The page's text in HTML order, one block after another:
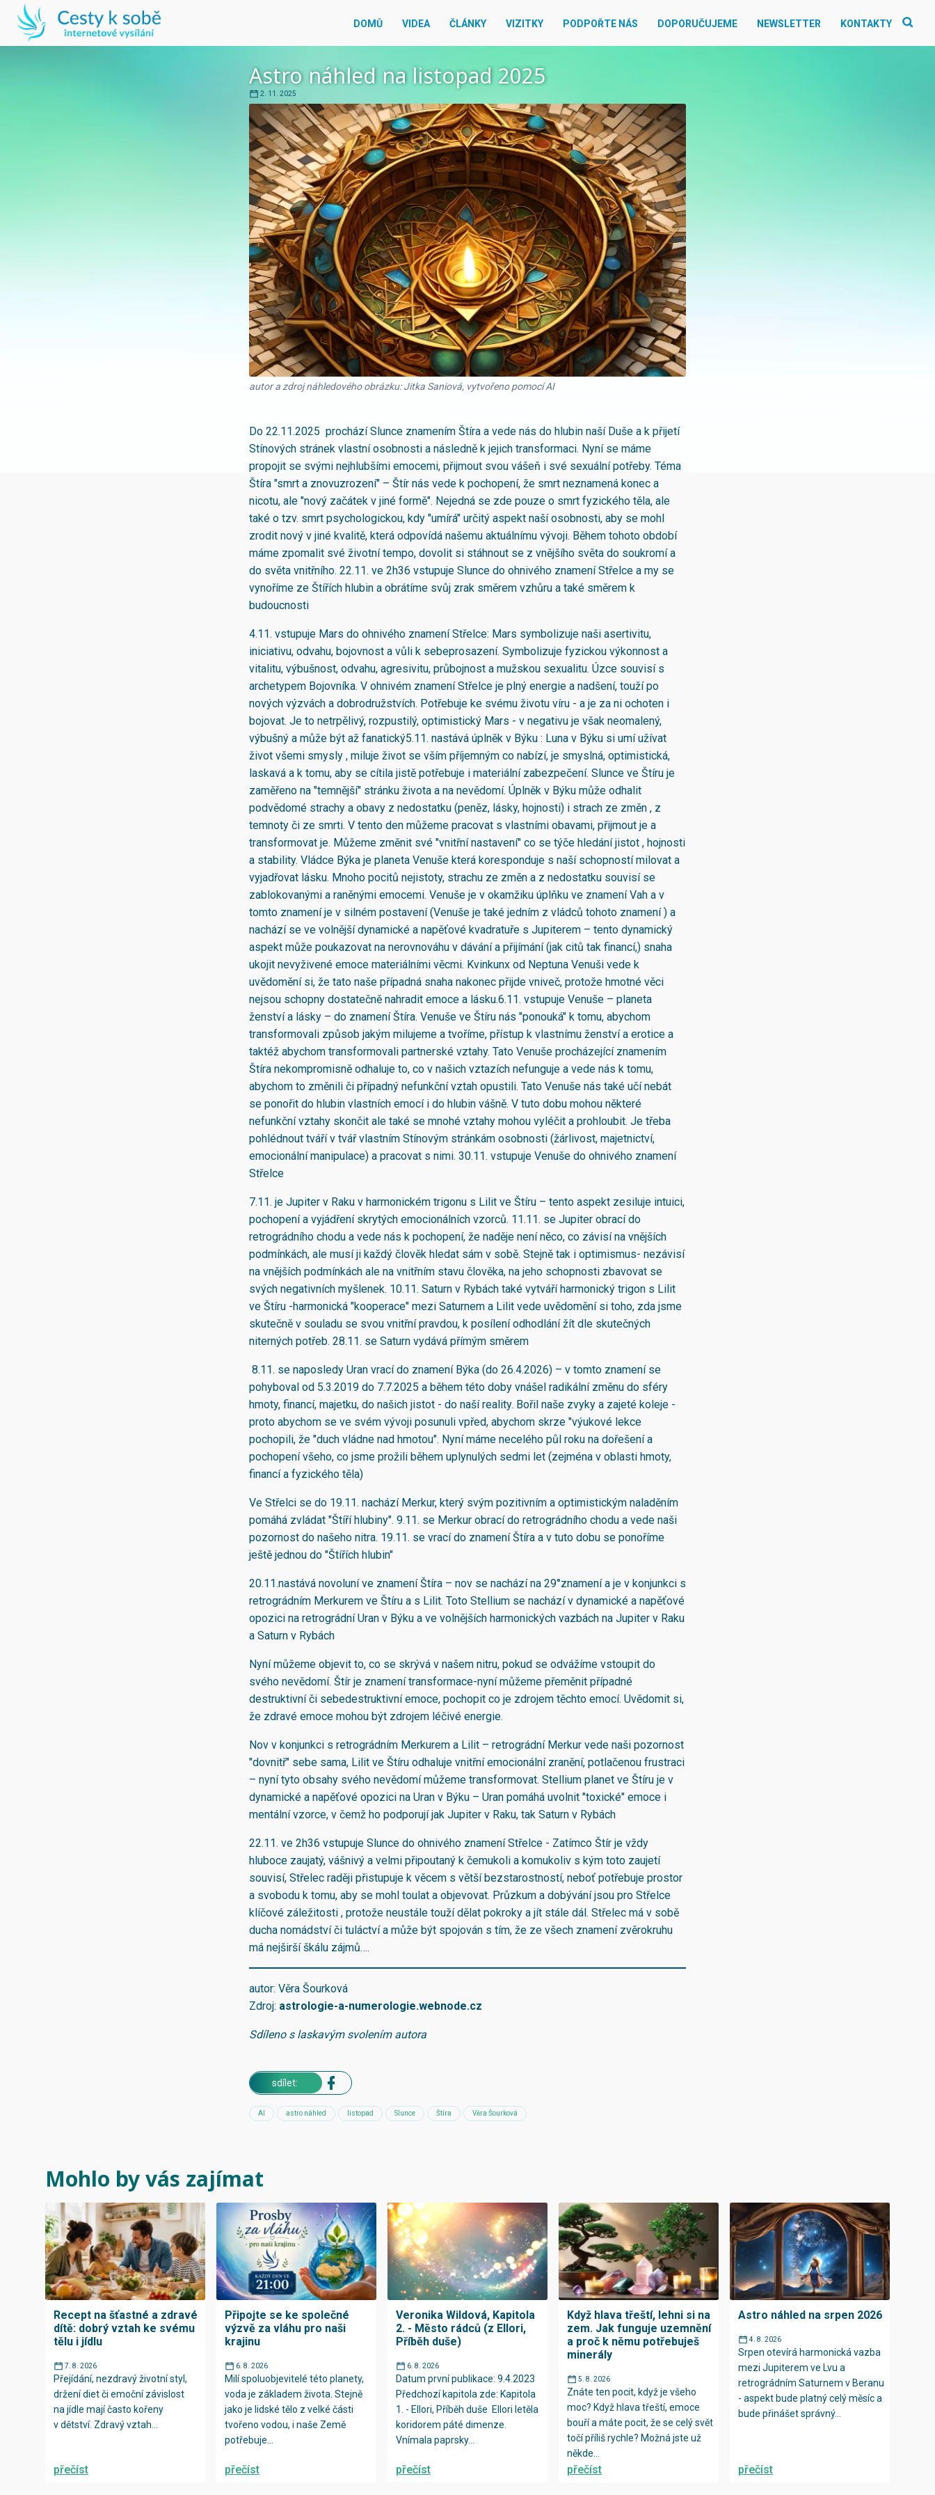
DOMŮ VIDEA ČLÁNKY VIZITKY PODPOŘTE NÁS DOPORUČUJEME NEWSLETTER KONTAKTY
Astro náhled na listopad 2025
2. 11. 2025
autor a zdroj náhledového obrázku: Jitka Saniová, vytvořeno pomocí AI
Do 22.11.2025 prochází Slunce znamením Štíra a vede nás do hlubin naší Duše a k přijetí
Stínových stránek vlastní osobnosti a následně k jejich transformaci. Nyní se máme
propojit se svými nejhlubšími emocemi, přijmout svou vášeň i své sexuální potřeby. Téma
Štíra "smrt a znovuzrození" – Štír nás vede k pochopení, že smrt neznamená konec a
nicotu, ale "nový začátek v jiné formě". Nejedná se zde pouze o smrt fyzického těla, ale
také o tzv. smrt psychologickou, kdy "umírá" určitý aspekt naší osobnosti, aby se mohl
zrodit nový v jiné kvalitě, která odpovídá našemu aktuálnímu vývoji. Během tohoto období
máme zpomalit své životní tempo, dovolit si stáhnout se z vnějšího světa do soukromí a
do světa vnitřního. 22.11. ve 2h36 vstupuje Slunce do ohnivého znamení Střelce a my se
vynoříme ze Štířích hlubin a obrátíme svůj zrak směrem vzhůru a také směrem k
budoucnosti
4.11. vstupuje Mars do ohnivého znamení Střelce: Mars symbolizuje naši asertivitu,
iniciativu, odvahu, bojovnost a vůli k sebeprosazení. Symbolizuje fyzickou výkonnost a
vitalitu, výbušnost, odvahu, agresivitu, průbojnost a mužskou sexualitu. Úzce souvisí s
archetypem Bojovníka. V ohnivém znamení Střelce je plný energie a nadšení, touží po
nových výzvách a dobrodružstvích. Potřebuje ke svému životu víru - a je za ni ochoten i
bojovat. Je to netrpělivý, rozpustilý, optimistický Mars - v negativu je však neomalený,
výbušný a může být až fanatický5.11. nastává úplněk v Býku : Luna v Býku si umí užívat
život všemi smysly , miluje život se vším příjemným co nabízí, je smyslná, optimistická,
laskavá a k tomu, aby se cítila jistě potřebuje i materiální zabezpečení. Slunce ve Štíru je
zaměřeno na "temnější" stránku života a na nevědomí. Úplněk v Býku může odhalit
podvědomé strachy a obavy z nedostatku (peněz, lásky, hojnosti) i strach ze změn , z
temnoty či ze smrti. V tento den můžeme pracovat s vlastními obavami, přijmout je a
transformovat je. Můžeme změnit své "vnitřní nastavení" co se týče hledání jistot , hojnosti
a stability. Vládce Býka je planeta Venuše která koresponduje s naší schopností milovat a
vyjadřovat lásku. Mnoho pocitů nejistoty, strachu ze změn a z nedostatku souvisí se
zablokovanými a raněnými emocemi. Venuše je v okamžiku úplňku ve znamení Vah a v
tomto znamení je v silném postavení (Venuše je také jedním z vládců tohoto znamení ) a
nachází se ve volnější dynamické a napěťové kvadratuře s Jupiterem – tento dynamický
aspekt může poukazovat na nerovnováhu v dávání a přijímání (jak citů tak financí,) snaha
ukojit nevyživené emoce materiálními věcmi. Kvinkunx od Neptuna Venuši vede k
uvědomění si, že tato naše případná snaha nakonec přijde vniveč, protože hmotné věci
nejsou schopny dostatečně nahradit emoce a lásku.6.11. vstupuje Venuše – planeta
ženství a lásky – do znamení Štíra. Venuše ve Štíru nás "ponouká" k tomu, abychom
transformovali způsob jakým milujeme a tvoříme, přístup k vlastnímu ženství a erotice a
taktéž abychom transformovali partnerské vztahy. Tato Venuše procházející znamením
Štíra nekompromisně odhaluje to, co v našich vztazích nefunguje a vede nás k tomu,
abychom to změnili či případný nefunkční vztah opustili. Tato Venuše nás také učí nebát
se ponořit do hlubin vlastních emocí i do hlubin vášně. V tuto dobu mohou některé
nefunkční vztahy skončit ale také se mnohé vztahy mohou vyléčit a prohloubit. Je třeba
pohlédnout tváří v tvář vlastním Stínovým stránkám osobnosti (žárlivost, majetnictví,
emocionální manipulace) a pracovat s nimi. 30.11. vstupuje Venuše do ohnivého znamení
Střelce
7.11. je Jupiter v Raku v harmonickém trigonu s Lilit ve Štíru – tento aspekt zesiluje intuici,
pochopení a vyjádření skrytých emocionálních vzorců. 11.11. se Jupiter obrací do
retrográdního chodu a vede nás k pochopení, že naděje není něco, co závisí na vnějších
podmínkách, ale musí ji každý člověk hledat sám v sobě. Stejně tak i optimismus- nezávisí
na vnějších podmínkách ale na vnitřním stavu člověka, na jeho schopnosti zbavovat se
svých negativních myšlenek. 10.11. Saturn v Rybách také vytváří harmonický trigon s Lilit
ve Štíru -harmonická "kooperace" mezi Saturnem a Lilit vede uvědomění si toho, zda jsme
skutečně v souladu se svou vnitřní pravdou, k posílení odhodlání žít dle skutečných
niterných potřeb. 28.11. se Saturn vydává přímým směrem
8.11. se naposledy Uran vrací do znamení Býka (do 26.4.2026) – v tomto znamení se
pohyboval od 5.3.2019 do 7.7.2025 a během této doby vnášel radikální změnu do sféry
hmoty, financí, majetku, do našich jistot - do naší reality. Bořil naše zvyky a zajeté koleje -
proto abychom se ve svém vývoji posunuli vpřed, abychom skrze "výukové lekce
pochopili, že "duch vládne nad hmotou". Nyní máme necelého půl roku na dořešení a
pochopení všeho, co jsme prožili během uplynulých sedmi let (zejména v oblasti hmoty,
financí a fyzického těla)
Ve Střelci se do 19.11. nachází Merkur, který svým pozitivním a optimistickým naladěním
pomáhá zvládat "Štíří hlubiny". 9.11. se Merkur obrací do retrográdního chodu a vede naši
pozornost do našeho nitra. 19.11. se vrací do znamení Štíra a v tuto dobu se ponoříme
ještě jednou do "Štířích hlubin"
20.11.nastává novoluní ve znamení Štíra – nov se nachází na 29°znamení a je v konjunkci s
retrográdním Merkurem ve Štíru a s Lilit. Toto Stellium se nachází v dynamické a napěťové
opozici na retrográdní Uran v Býku a ve volnějších harmonických vazbách na Jupiter v Raku
a Saturn v Rybách
Nyní můžeme objevit to, co se skrývá v našem nitru, pokud se odvážíme vstoupit do
svého nevědomí. Štír je znamení transformace-nyní můžeme přeměnit případné
destruktivní či sebedestruktivní emoce, pochopit co je zdrojem těchto emocí. Uvědomit si,
že zdravé emoce mohou být zdrojem léčivé energie.
Nov v konjunkci s retrográdním Merkurem a Lilit – retrográdní Merkur vede naši pozornost
"dovnitř" sebe sama, Lilit ve Štíru odhaluje vnitřní emocionální zranění, potlačenou frustraci
– nyní tyto obsahy svého nevědomí můžeme transformovat. Stellium planet ve Štíru je v
dynamické a napěťové opozici na Uran v Býku – Uran pomáhá uvolnit "toxické" emoce i
mentální vzorce, v čemž ho podporují jak Jupiter v Raku, tak Saturn v Rybách
22.11. ve 2h36 vstupuje Slunce do ohnivého znamení Střelce - Zatímco Štír je vždy
hluboce zaujatý, vášnivý a velmi připoutaný k čemukoli a komukoliv s kým toto zaujetí
souvisí, Střelec raději přistupuje k věcem s větší bezstarostností, neboť potřebuje prostor
a svobodu k tomu, aby se mohl toulat a objevovat. Průzkum a dobývání jsou pro Střelce
klíčové záležitosti , protože neustále touží dělat pokroky a jít stále dál. Střelec má v sobě
ducha nomádství či tuláctví a může být spojován s tím, že ze všech znamení zvěrokruhu
má nejširší škálu zájmů….
autor: Věra Šourková
Zdroj: astrologie-a-numerologie.webnode.cz
Sdíleno s laskavým svolením autora
sdílet:
AI astro náhled listopad Slunce Štíra Věra Šourková
Mohlo by vás zajímat
Recept na šťastné a zdravé
dítě: dobrý vztah ke svému
tělu i jídlu
7. 8. 2026
Přejídání, nezdravý životní styl,
držení diet či emoční závislost
na jídle mají často kořeny
v dětství. Zdravý vztah...
přečíst
Připojte se ke společné
výzvě za vláhu pro naši
krajinu
6. 8. 2026
Milí spoluobjevitelé této planety,
voda je základem života. Stejně
jako je lidské tělo z velké části
tvořeno vodou, i naše Země
potřebuje...
přečíst
Veronika Wildová, Kapitola
2. - Město rádců (z Ellori,
Příběh duše)
6. 8. 2026
Datum první publikace: 9.4.2023
Předchozí kapitola zde: Kapitola
1. - Ellori, Příběh duše Ellori letěla
koridorem páté dimenze.
Vnímala paprsky...
přečíst
Když hlava třeští, lehni si na
zem. Jak funguje uzemnění
a proč k němu potřebuješ
minerály
5. 8. 2026
Znáte ten pocit, když je všeho
moc? Když hlava třeští, emoce
bouří a máte pocit, že se celý svět
točí příliš rychle? Možná jste už
někde...
přečíst
Astro náhled na srpen 2026
4. 8. 2026
Srpen otevírá harmonická vazba
mezi Jupiterem ve Lvu a
retrográdním Saturnem v Beranu
- aspekt bude platný celý měsíc a
bude přinášet správný...
přečíst